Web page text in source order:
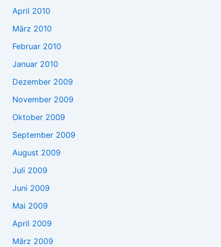
April 2010
März 2010
Februar 2010
Januar 2010
Dezember 2009
November 2009
Oktober 2009
September 2009
August 2009
Juli 2009
Juni 2009
Mai 2009
April 2009
März 2009